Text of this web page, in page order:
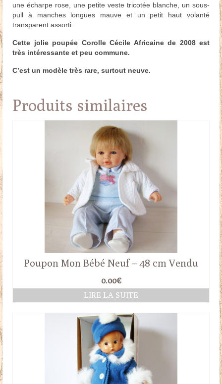
une écharpe rose, une petite veste tricotée blanche, un sous-
pull à manches longues mauve et un petit haut volanté
transparent assorti.
Cette jolie poupée Corolle Cécile Africaine de 2008 est
très intéressante et peu commune.
C’est un modèle très rare, surtout neuve.
Produits similaires
Poupon Mon Bébé Neuf – 48 cm Vendu
0.00€
LIRE LA SUITE